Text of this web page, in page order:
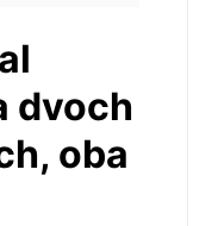
dvoch
oba